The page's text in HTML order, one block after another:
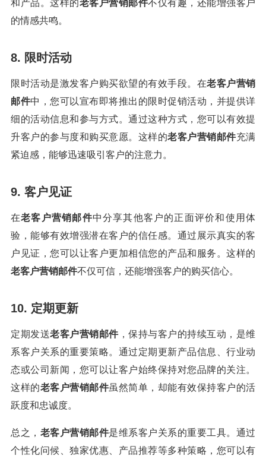
和产品。这样的老客户营销邮件不仅有趣，还能增强客户
的情感共鸣。
8. 限时活动
限时活动是激发客户购买欲望的有效手段。在老客户营销
邮件中，您可以宣布即将推出的限时促销活动，并提供详
细的活动信息和参与方式。通过这种方式，您可以有效提
升客户的参与度和购买意愿。这样的老客户营销邮件充满
紧迫感，能够迅速吸引客户的注意力。
9. 客户见证
在老客户营销邮件中分享其他客户的正面评价和使用体
验，能够有效增强潜在客户的信任感。通过展示真实的客
户见证，您可以让客户更加相信您的产品和服务。这样的
老客户营销邮件不仅可信，还能增强客户的购买信心。
10. 定期更新
定期发送老客户营销邮件，保持与客户的持续互动，是维
系客户关系的重要策略。通过定期更新产品信息、行业动
态或公司新闻，您可以让客户始终保持对您品牌的关注。
这样的老客户营销邮件虽然简单，却能有效保持客户的活
跃度和忠诚度。
总之， 老客户营销邮件是维系客户关系的重要工具。通过
个性化问候、独家优惠、产品推荐等多种策略，您可以有